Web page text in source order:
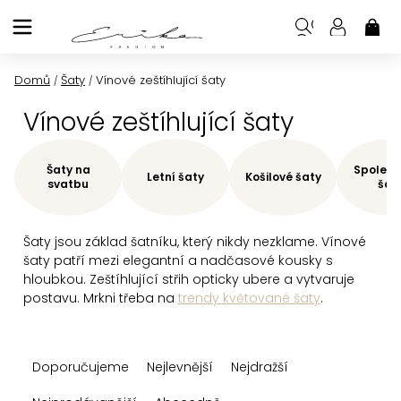
na
Domů / Šaty / Vínové zeštíhlující šaty
Vínové zeštíhlující šaty
Šaty jsou základ šatníku, který nikdy nezklame. Vínové
šaty patří mezi elegantní a nadčasové kousky s
hloubkou. Zeštíhlující střih opticky ubere a vytvaruje
postavu. Mrkni třeba na trendy květované šaty.
Šaty na
svatbu
Letní šaty Košilové šaty
aDoporučujeme Nejlevnější
Nejdražší